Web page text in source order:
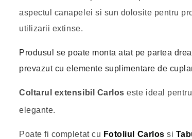
aspectul canapelei si sun dolosite pentru
utilizarii extinse.
Produsul se poate monta atat pe partea
prevazut cu elemente suplimentare de
Coltarul extensibil Carlos este ideal
elegante.
Poate fi completat cu Fotoliul Carlos si